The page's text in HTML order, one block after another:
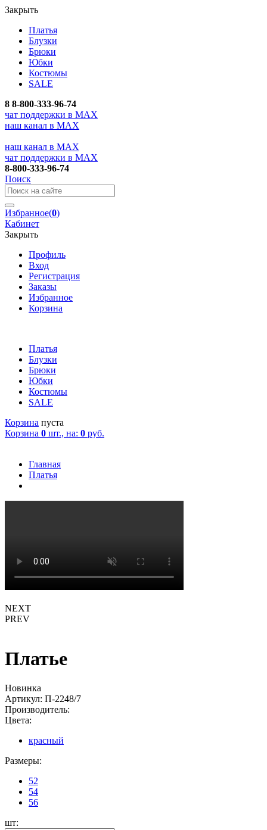
Закрыть
Платья
Блузки
Брюки
Юбки
Костюмы
SALE
8 8-800-333-96-74
чат поддержки в MAX
наш канал в MAX
наш канал в MAX
чат поддержки в MAX
8-800-333-96-74
Поиск
Избранное(0)
Кабинет
Закрыть
Профиль
Вход
Регистрация
Заказы
Избранное
Корзина
Платья
Блузки
Брюки
Юбки
Костюмы
SALE
Корзина пуста
Корзина 0 шт., на: 0 руб.
Главная
Платья
NEXT
PREV
Платье
Новинка
Артикул: П-2248/7
Производитель:
Цвета:
красный
Размеры:
52
54
56
шт: